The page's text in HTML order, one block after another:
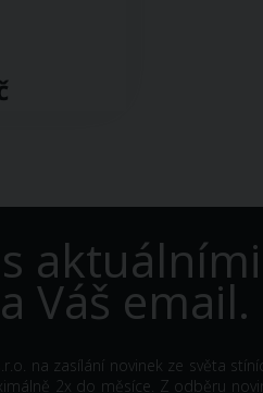
s
Váš email.
na zasílání novinek ze světa
2x do měsíce. Z odběru